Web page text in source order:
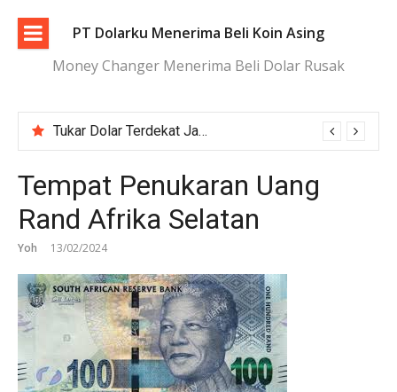
konten
PT Dolarku Menerima Beli Koin Asing
Money Changer Menerima Beli Dolar Rusak
Tukar Dolar Terdekat Jakarta dengan Proses Cepat dan Aman
Tempat Penukaran Uang
Rand Afrika Selatan
Yoh 13/02/2024